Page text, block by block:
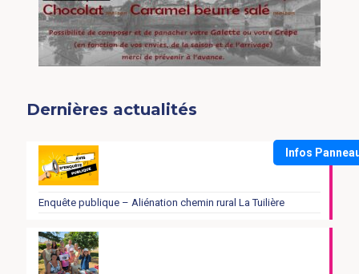
Dernières actualités
Enquête publique – Aliénation chemin rural La Tuilière
Infos